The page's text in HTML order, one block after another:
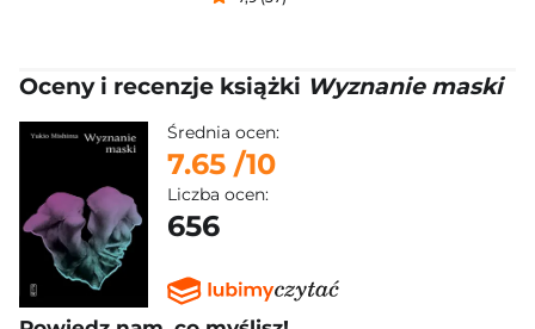
Oceny i recenzje książki Wyznanie maski
Średnia ocen:
7.65 /10
Liczba ocen:
656